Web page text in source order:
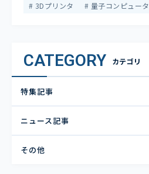
3Dプリンタ
量子コンピュータ
CATEGORY カテゴリ
特集記事
ニュース記事
その他